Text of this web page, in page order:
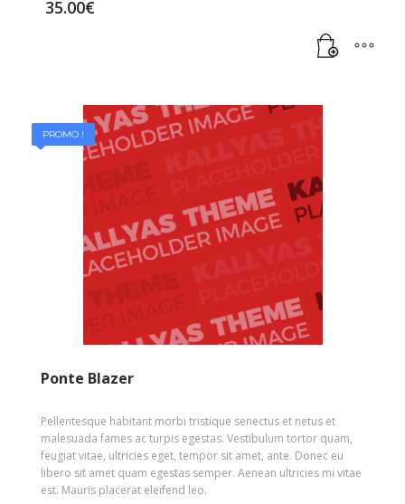
35.00€
PROMO !
Ponte Blazer
Pellentesque habitant morbi tristique senectus et netus et
malesuada fames ac turpis egestas. Vestibulum tortor quam,
feugiat vitae, ultricies eget, tempor sit amet, ante. Donec eu
libero sit amet quam egestas semper. Aenean ultricies mi vitae
est. Mauris placerat eleifend leo.